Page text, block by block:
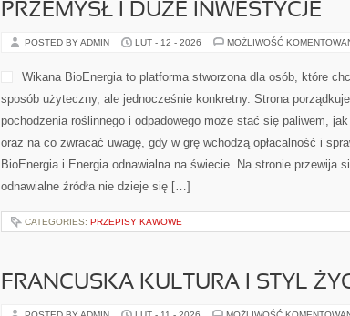
PRZEMYSŁ I DUŻE INWESTYCJE
POSTED BY ADMIN LUT - 12 - 2026 MOŻLIWOŚĆ
Wikana BioEnergia to platforma stworzona dla osób, które
sposób użyteczny, ale jednocześnie konkretny. Strona
pochodzenia roślinnego i odpadowego może stać się paliwem, jak
oraz na co zwracać uwagę, gdy w grę wchodzą opłacalność i
BioEnergia i Energia odnawialna na świecie. Na stronie przewija
odnawialne źródła nie dzieje się […]
CATEGORIES: PRZEPISY KAWOWE
FRANCUSKA KULTURA I STYL